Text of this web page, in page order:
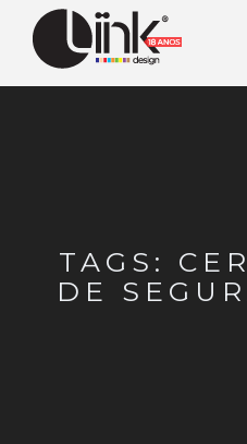
TAGS:
DE